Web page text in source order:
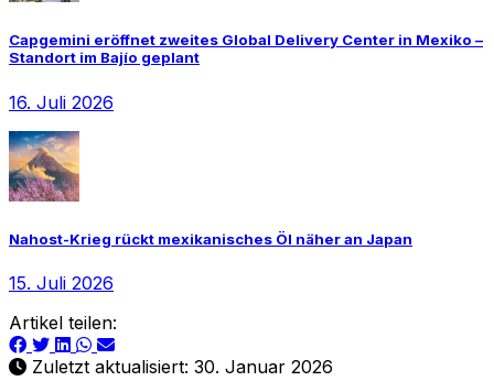
Capgemini eröffnet zweites Global Delivery Center in Mexiko –
Standort im Bajío geplant
16. Juli 2026
Nahost-Krieg rückt mexikanisches Öl näher an Japan
15. Juli 2026
Artikel teilen:
Zuletzt aktualisiert: 30. Januar 2026